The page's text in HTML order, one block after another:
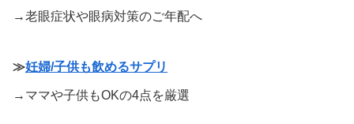
→老眼症状や眼病対策のご年配へ
≫妊婦/子供も飲めるサプリ
→ママや子供もOKの4点を厳選